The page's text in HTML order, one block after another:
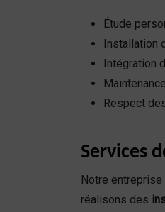
Étude
Installation
Intégration
Respect
Services
Notre
réalisons des